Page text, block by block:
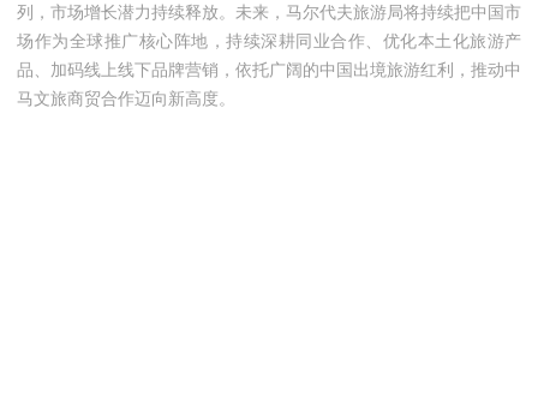
列，市场增长潜力持续释放。未来，马尔代夫旅游局将持续把中国市
场作为全球推广核心阵地，持续深耕同业合作、优化本土化旅游产
品、加码线上线下品牌营销，依托广阔的中国出境旅游红利，推动中
马文旅商贸合作迈向新高度。